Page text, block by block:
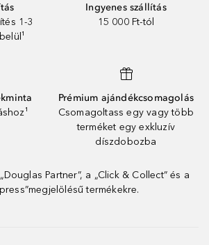
1-3
Ingyenes szállítás
15 000 Ft-tól
Prémium ajándékcsomagolás
Csomagoltass egy vagy több
terméket egy exkluzív
díszdobozba
Partner”, a „Click & Collect” és a
termékekre.